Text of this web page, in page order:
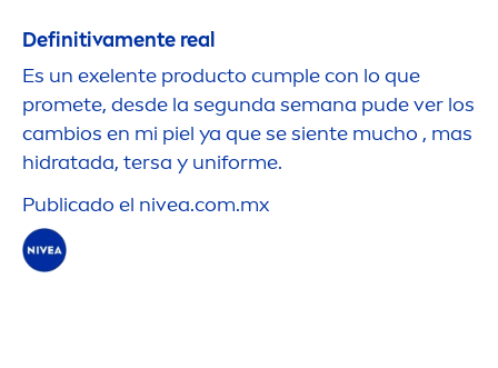
Definitivamente real
Es un exelente producto cumple con lo que
promete, desde la segunda semana pude ver los
cambios en mi piel ya que se siente mucho , mas
hidratada, tersa y uniforme.
Publicado el nivea.com.mx